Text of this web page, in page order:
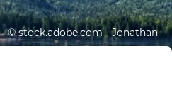
©stock.adobe.com - Jonathan